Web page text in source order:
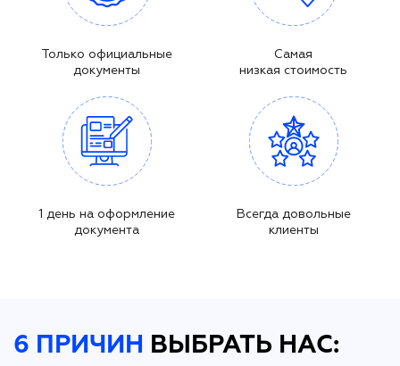
Только официальные
документы
Самая
низкая стоимость
1 день на оформление
документа
Всегда довольные
клиенты
6 ПРИЧИН ВЫБРАТЬ НАС: